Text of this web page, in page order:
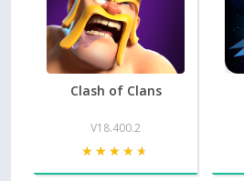
Clash of Clans
V18.400.2
★★★★★
★★★★★